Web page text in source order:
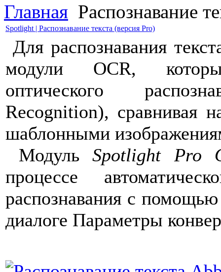
Главная Распознавание
Spotlight | Распознавание текста (версия Pro)
Для распознавания
модули OCR,
оптического
Recognition), сравнивая
шаблонными
Модуль Spotlight Pro
процессе
распознавания с
диалоге Параметры